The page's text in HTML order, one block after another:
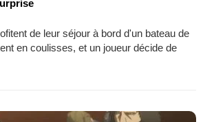
de leur séjour à bord d'un bateau de
en coulisses, et un joueur décide de